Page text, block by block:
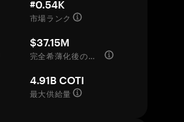
#0.54K
市場ランク
$37.15M
完全希薄化後の評価額
4.91B COTI
最大供給量